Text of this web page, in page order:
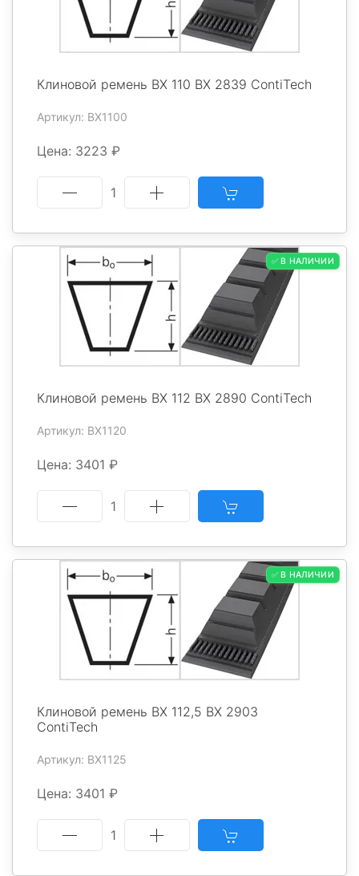
Клиновой ремень BX 110 BX 2839 ContiTech
Артикул: BX1100
Цена: 3223 ₽
1
✅ В НАЛИЧИИ
Клиновой ремень BX 112 BX 2890 ContiTech
Артикул: BX1120
Цена: 3401 ₽
1
✅ В НАЛИЧИИ
Клиновой ремень BX 112,5 BX 2903
ContiTech
Артикул: BX1125
Цена: 3401 ₽
1